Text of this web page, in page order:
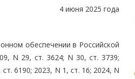
4 июня 2025 года
обеспечении в Российской
N 29, ст. 3624; N 30, ст. 3739;
6190; 2023, N 1, ст. 16; 2024, N